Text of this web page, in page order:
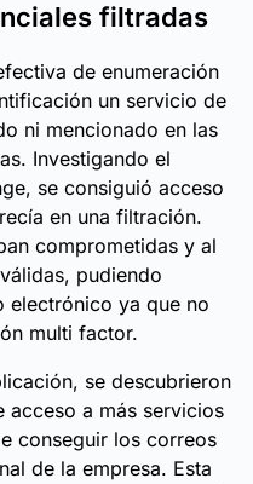
filtradas
de enumeración
un servicio de
ni mencionado en las
Investigando el
se consiguió acceso
en una filtración.
comprometidas y al
pudiendo
electrónico ya que no
multi factor.
se descubrieron
acceso a más servicios
conseguir los correos
de la empresa. Esta